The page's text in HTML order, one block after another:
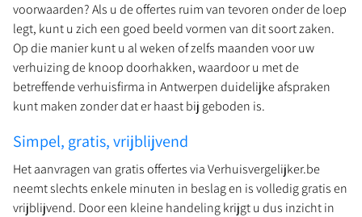
voorwaarden? Als u de offertes ruim van tevoren onder de loep
legt, kunt u zich een goed beeld vormen van dit soort zaken.
Op die manier kunt u al weken of zelfs maanden voor uw
verhuizing de knoop doorhakken, waardoor u met de
betreffende verhuisfirma in Antwerpen duidelijke afspraken
kunt maken zonder dat er haast bij geboden is.
Simpel, gratis, vrijblijvend
Het aanvragen van gratis offertes via Verhuisvergelijker.be
neemt slechts enkele minuten in beslag en is volledig gratis en
vrijblijvend. Door een kleine handeling krijgt u dus inzicht in